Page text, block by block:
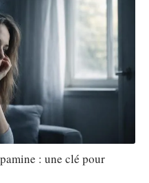
: une clé pour